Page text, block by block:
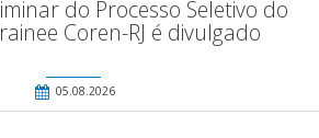
do Processo Seletivo do
Coren-RJ é divulgado
05.08.2026